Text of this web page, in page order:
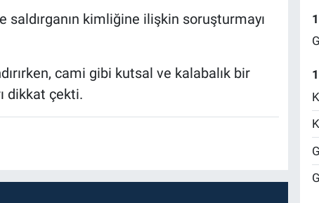
saldırganın kimliğine ilişkin soruşturmayı
cami gibi kutsal ve kalabalık bir
dikkat çekti.